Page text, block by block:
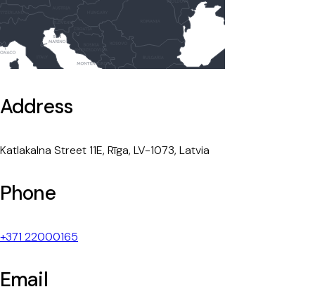
Address
Katlakalna Street 11E, Rīga, LV-1073, Latvia
Phone
+371 22000165
Email